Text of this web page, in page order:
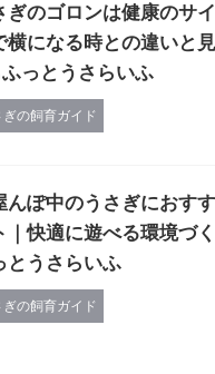
ぎのゴロンは健康のサ
横になる時との違いと
っとうさらいふ
ぎの飼育ガイド
んぽ中のうさぎにおす
｜快適に遊べる環境づ
とうさらいふ
ぎの飼育ガイド